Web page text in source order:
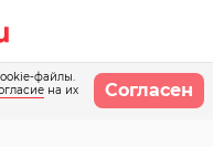
файлы.
на их
Согласен